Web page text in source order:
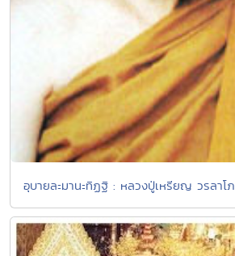
อุบายละมานะทิฏฐิ : หลวงปู่เหรียญ วรลาโภ